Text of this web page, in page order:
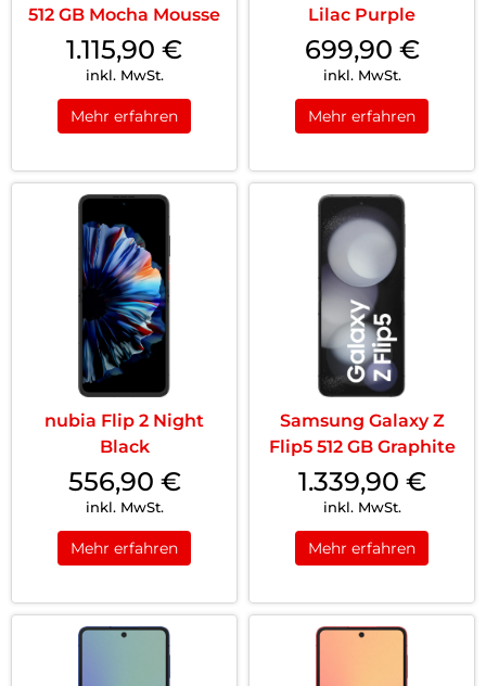
512 GB Mocha Mousse
1.115,90 €
inkl. MwSt.
Mehr erfahren
Lilac Purple
699,90 €
inkl. MwSt.
Mehr erfahren
nubia Flip 2 Night
Black
556,90 €
inkl. MwSt.
Mehr erfahren
Samsung Galaxy Z
Flip5 512 GB Graphite
1.339,90 €
inkl. MwSt.
Mehr erfahren